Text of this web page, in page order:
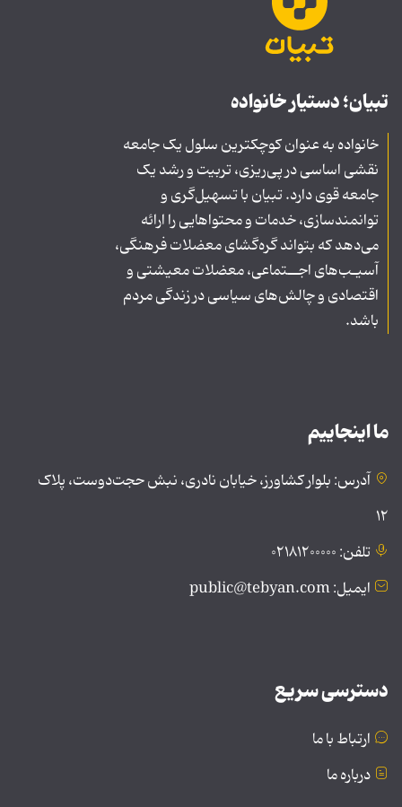
تبیان؛ دستیار خانواده
خانواده به عنوان کوچکترین سلول یک جامعه
نقشی اساسی در پی‌ریزی، تربیت و رشد یک
جامعه قوی دارد. تبیان با تسهیل‌گری و
توانمندسازی، خدمات و محتواهایی را ارائه
می‌دهد که بتواند گره‌گشای معضلات فرهنگی،
آسیـب‌های اجــتماعی، معضلات معیشتی و
اقتصادی و چالش‌های سیاسی در زندگی مردم
باشد.
ما اینجاییم
آدرس: بلوار کشاورز، خیابان نادری، نبش حجت‌دوست، پلاک
۱۲
تلفن: ۰۲۱۸۱۲۰۰۰۰۰
ایمیل: public@tebyan.com
دسترسی سریع
ارتباط با ما
درباره ما